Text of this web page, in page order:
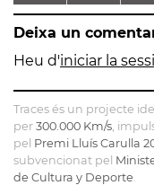
ESCURRA
Deixa un
Heu d'iniciar la
Traces és un projecte
per 300.000 Km/s ,
pel Premi Lluís Carulla
subvencionat pel
de Cultura y Deporte